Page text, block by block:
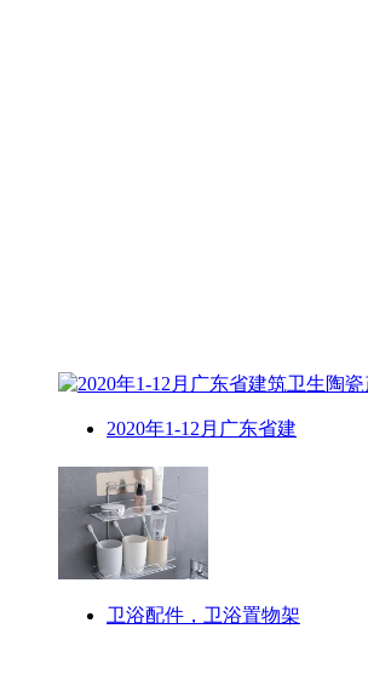
2020年1-12月广东省建
卫浴配件，卫浴置物架